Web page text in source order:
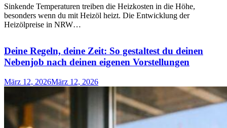
Sinkende Temperaturen treiben die Heizkosten in die Höhe,
besonders wenn du mit Heizöl heizt. Die Entwicklung der
Heizölpreise in NRW…
Deine Regeln, deine Zeit: So gestaltest du deinen
Nebenjob nach deinen eigenen Vorstellungen
März 12, 2026März 12, 2026